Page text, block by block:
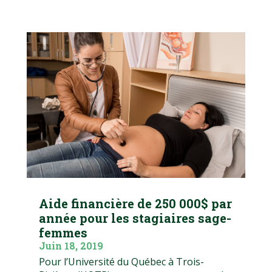
Aide financière de 250 000$ par
année pour les stagiaires sage-
femmes
Juin 18, 2019
Pour l’Université du Québec à Trois-